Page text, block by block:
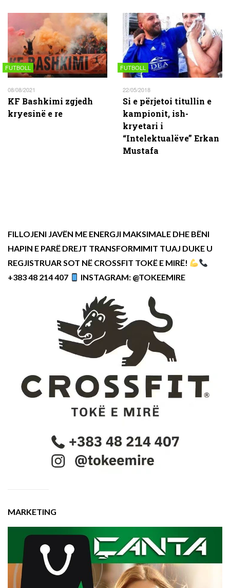
FUTBOLL
08/08/2021
KF Bashkimi zgjedh
kryesinë e re
FUTBOLL
22/05/2018
Si e përjetoi titullin e
kampionit, ish-
kryetari i
“Intelektualëve” Erkan
Mustafa
FILLOJENI JAVËN ME ENERGJI MAKSIMALE DHE BËNI
HAPIN E PARË DREJT TRANSFORMIMIT TUAJ DUKE U
REGJISTRUAR SOT NË CROSSFIT TOKË E MIRË!
+383 48 214 407
INSTAGRAM: @TOKEEMIRE
MARKETING